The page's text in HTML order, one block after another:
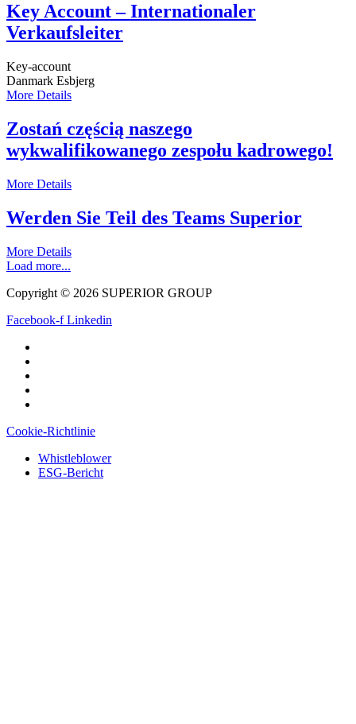
Key Account – Internationaler
Verkaufsleiter
Key-account
Danmark Esbjerg
More Details
Zostań częścią naszego
wykwalifikowanego zespołu kadrowego!
More Details
Werden Sie Teil des Teams Superior
More Details
Load more...
Copyright © 2026 SUPERIOR GROUP
Facebook-f Linkedin
Cookie-Richtlinie
Whistleblower
ESG-Bericht